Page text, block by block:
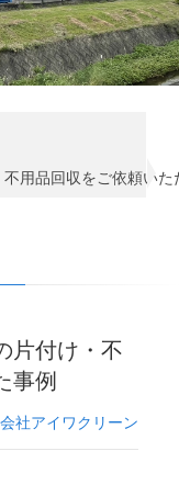
用品回収をご依頼いた
片付け・不
事例
社アイワクリーン